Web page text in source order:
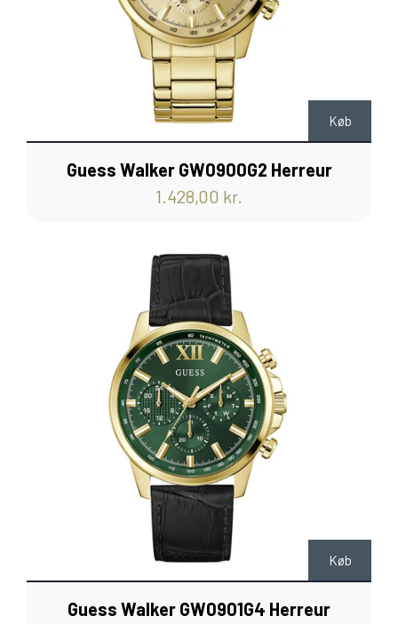
Køb
Guess Walker GW0900G2 Herreur
1.428,00 kr.
Køb
Guess Walker GW0901G4 Herreur